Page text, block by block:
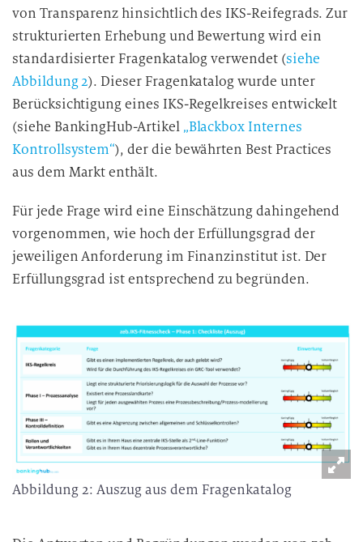
von Transparenz hinsichtlich des IKS-Reifegrads. Zur
strukturierten Erhebung und Bewertung wird ein
standardisierter Fragenkatalog verwendet (siehe
Abbildung 2). Dieser Fragenkatalog wurde unter
Berücksichtigung eines IKS-Regelkreises entwickelt
(siehe BankingHub-Artikel „Blackbox Internes
Kontrollsystem“), der die bewährten Best Practices
aus dem Markt enthält.
Für jede Frage wird eine Einschätzung dahingehend
vorgenommen, wie hoch der Erfüllungsgrad der
jeweiligen Anforderung im Finanzinstitut ist. Der
Erfüllungsgrad ist entsprechend zu begründen.
Abbildung 2: Auszug aus dem Fragenkatalog